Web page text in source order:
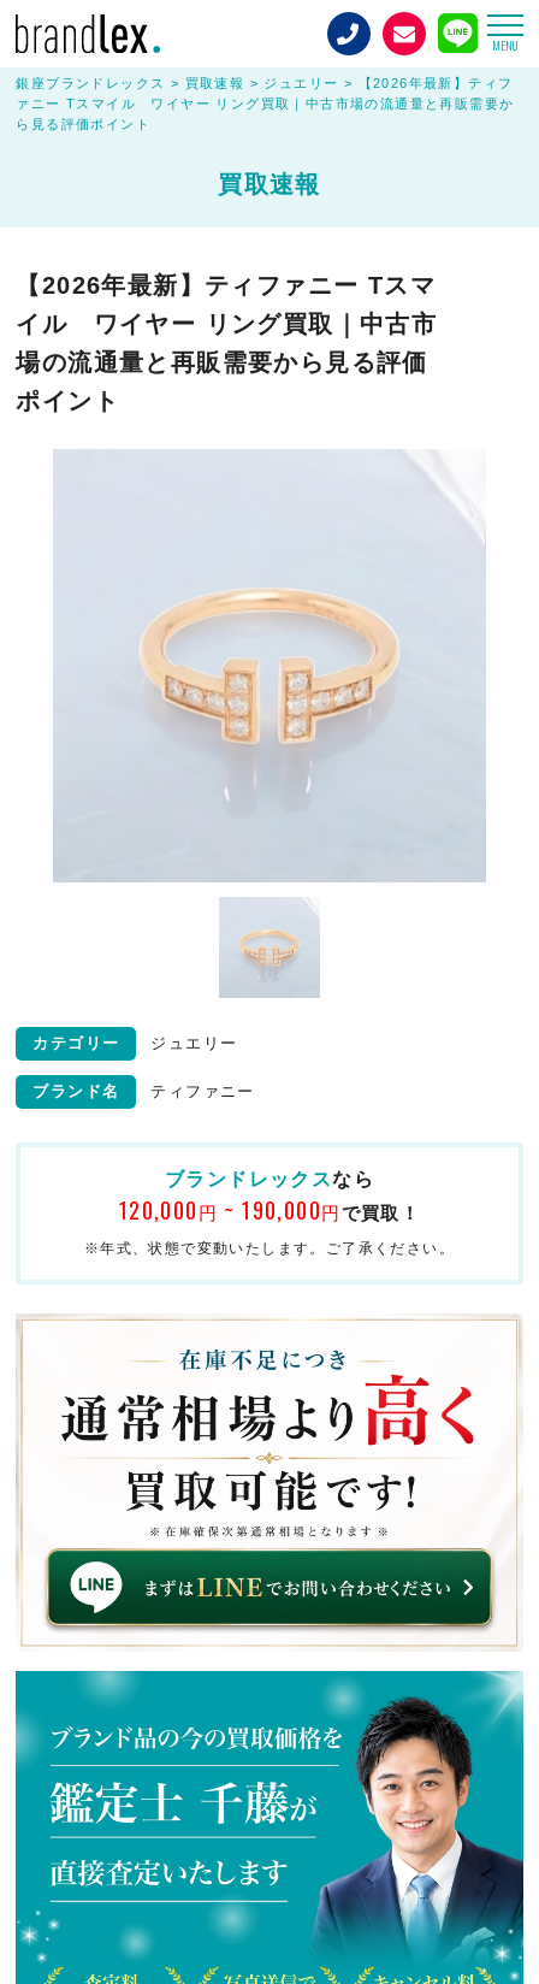
MENU
銀座ブランドレックス > 買取速報 > ジュエリー >
【2026年最新】ティフ
ァニー Tスマイル ワイヤー リング買取｜中古市場の流通量と再販需要か
ら見る評価ポイント
買取速報
【2026年最新】ティファニー Tスマ
イル ワイヤー リング買取｜中古市
場の流通量と再販需要から見る評価
ポイント
カテゴリー ジュエリー
ブランド名 ティファニー
ブランドレックスなら
120,000 円 ~ 190,000円で買取！
※年式、状態で変動いたします。ご了承ください。